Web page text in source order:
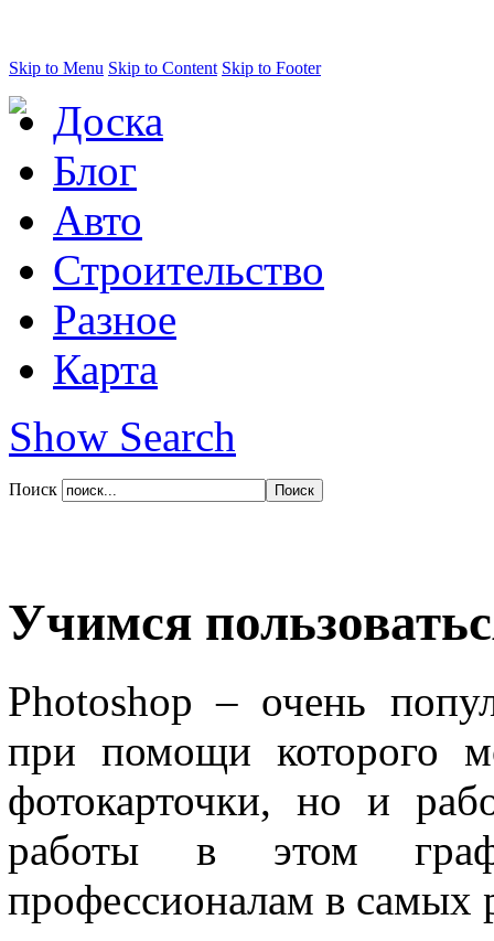
Skip to Menu Skip to Content Skip to Footer
Доска
Блог
Авто
Строительство
Разное
Карта
Show Search
Поиск
Учимся
Photoshop – очень
при помощи которого
фотокарточки, но и
работы в этом
профессионалам в самых